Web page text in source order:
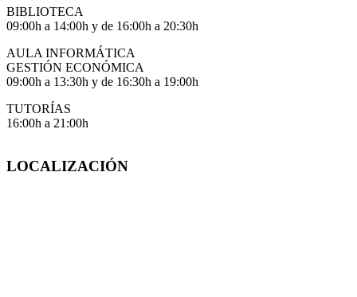
BIBLIOTECA
09:00h a 14:00h y de 16:00h a 20:30h
AULA INFORMÁTICA
GESTIÓN ECONÓMICA
09:00h a 13:30h y de 16:30h a 19:00h
TUTORÍAS
16:00h a 21:00h
LOCALIZACIÓN